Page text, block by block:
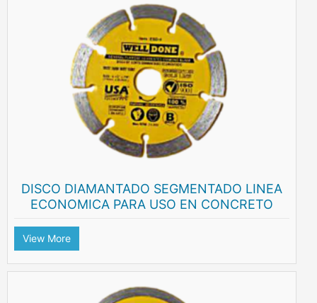
DISCO DIAMANTADO SEGMENTADO LINEA
ECONOMICA PARA USO EN CONCRETO
View More